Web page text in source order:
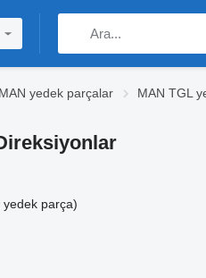
MAN yedek parçalar MAN TGL
yedek parça)